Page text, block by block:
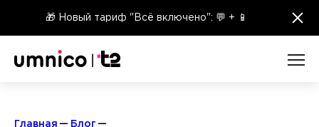
🎁 Новый тариф "Всё включено": 💬 + 📱 ×
Главная
Блог